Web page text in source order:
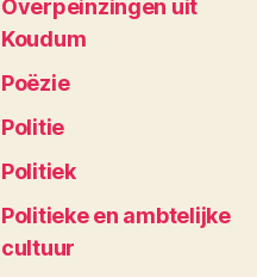
Overpeinzingen uit
Koudum
Poëzie
Politie
Politiek
Politieke en ambtelijke
cultuur